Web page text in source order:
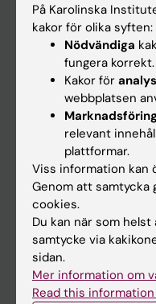
Nyheter
Kalender
Student
Schema
Studentmejlen
Kurs- och
Student på KI
Medarbetare
På Karolinska
kakor för olika syften:
Nödvändiga
fungera korrekt.
Kakor för analys
webbplatsen
relevant
plattformar.
Viss information kan
Genom att samtycka
cookies.
Du kan när som
samtycke via
sidan.
Mer information om
Read this information